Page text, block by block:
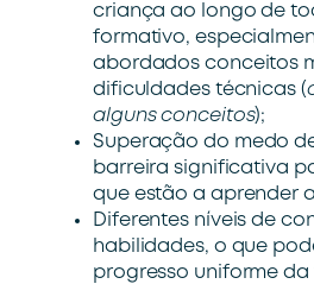
criança ao longo de
formativo,
abordados conceitos
dificuldades técnicas (
alguns conceitos);
Superação do medo
barreira significativa
que estão a aprender
Diferentes níveis de
habilidades, o que
progresso uniforme da